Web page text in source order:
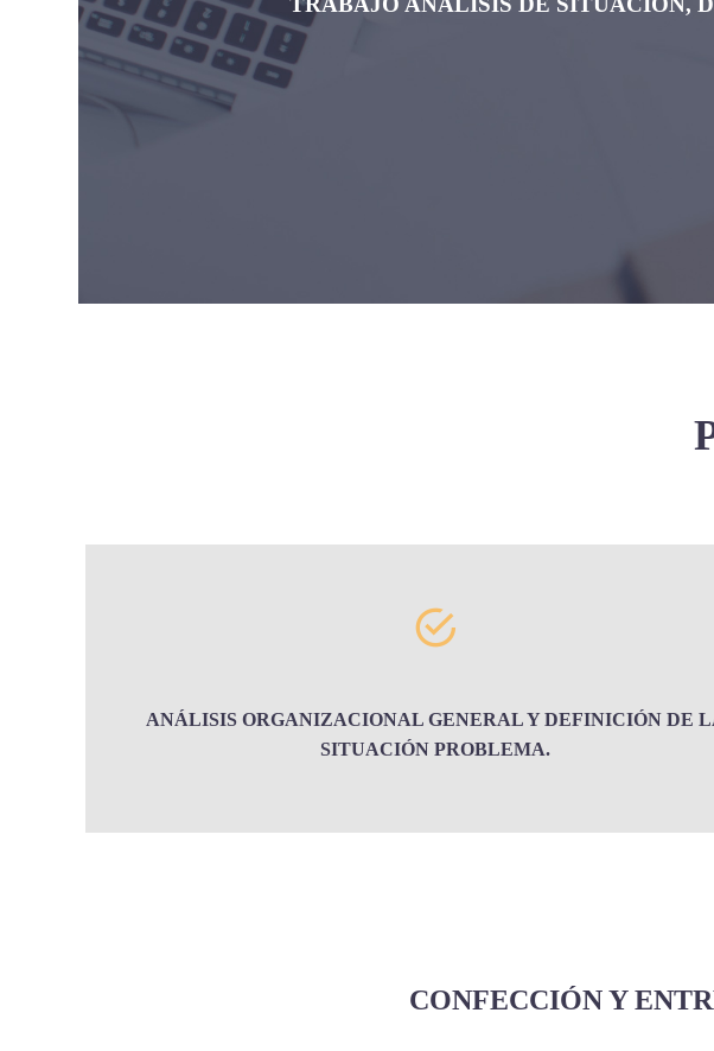
ANÁLISIS ORGANIZACIONAL GENERAL Y DEFINICIÓN DE
SITUACIÓN PROBLEMA.
CONFECCIÓN Y